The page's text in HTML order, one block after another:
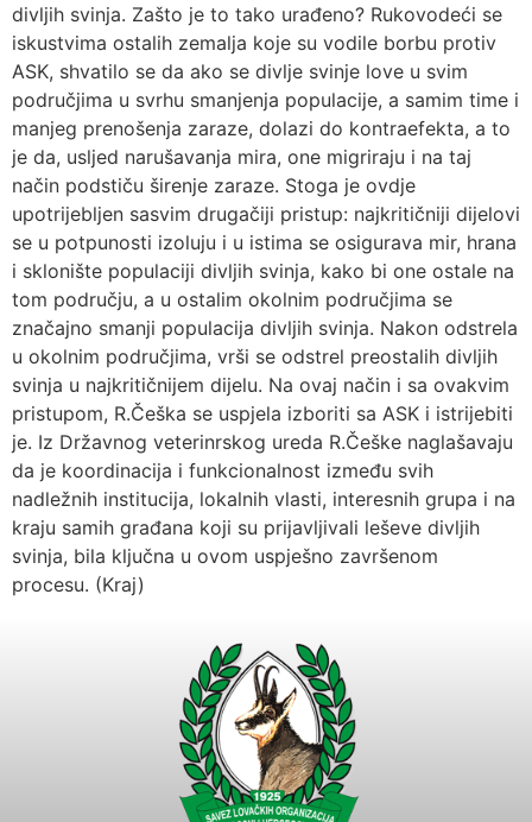
divljih svinja. Zašto je to tako urađeno? Rukovodeći se
iskustvima ostalih zemalja koje su vodile borbu protiv
ASK, shvatilo se da ako se divlje svinje love u svim
područjima u svrhu smanjenja populacije, a samim time i
manjeg prenošenja zaraze, dolazi do kontraefekta, a to
je da, usljed narušavanja mira, one migriraju i na taj
način podstiču širenje zaraze. Stoga je ovdje
upotrijebljen sasvim drugačiji pristup: najkritičniji dijelovi
se u potpunosti izoluju i u istima se osigurava mir, hrana
i sklonište populaciji divljih svinja, kako bi one ostale na
tom području, a u ostalim okolnim područjima se
značajno smanji populacija divljih svinja. Nakon odstrela
u okolnim područjima, vrši se odstrel preostalih divljih
svinja u najkritičnijem dijelu. Na ovaj način i sa ovakvim
pristupom, R.Češka se uspjela izboriti sa ASK i istrijebiti
je. Iz Državnog veterinrskog ureda R.Češke naglašavaju
da je koordinacija i funkcionalnost između svih
nadležnih institucija, lokalnih vlasti, interesnih grupa i na
kraju samih građana koji su prijavljivali leševe divljih
svinja, bila ključna u ovom uspješno završenom
procesu. (Kraj)